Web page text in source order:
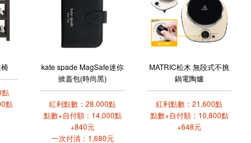
點
點
kate spade MagSafe迷你
掀蓋包(時尚黑)
紅利點數：28,000點
點數+自付額：14,000點
+840元
一次付清：1,680元
MATRIC松木 無段式不挑
鍋電陶爐
紅利點數：21,600點
點數+自付額：10,800點
+648元